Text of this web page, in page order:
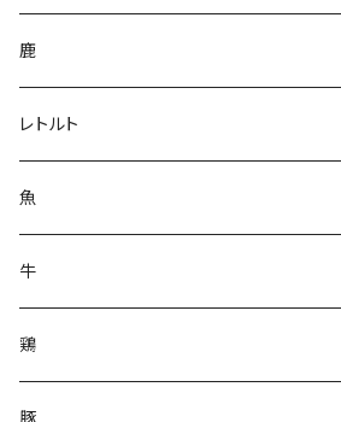
鹿
鹿肉ジャーキー
野菜入りチップス
トライプ入りチップス
鹿レバー
鹿スペアリブ
レトルト
魚
うなぎ
鮪（まぐろ）
豆鯛
牛
鶏
鶏ささみ
豚